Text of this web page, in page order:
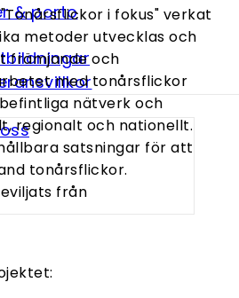
& porto
i fokus" verkat
metoder utvecklas och
främjande och
med tonårsflickor
nätverk och
regionalt och nationellt.
satsningar för att
tonårsflickor.
från